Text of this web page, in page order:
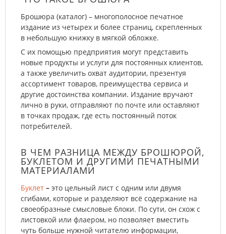
Брошюра (каталог) – многополосное печатное
издание из четырех и более страниц, скрепленных
в небольшую книжку в мягкой обложке.
С их помощью предприятия могут представить
новые продукты и услуги для постоянных клиентов,
а также увеличить охват аудитории, презентуя
ассортимент товаров, преимущества сервиса и
другие достоинства компании. Издание вручают
лично в руки, отправляют по почте или оставляют
в точках продаж, где есть постоянный поток
потребителей.
В ЧЕМ РАЗНИЦА МЕЖДУ БРОШЮРОЙ,
БУКЛЕТОМ И ДРУГИМИ ПЕЧАТНЫМИ
МАТЕРИАЛАМИ
Буклет – это цельный лист с одним или двумя
сгибами, которые и разделяют всё содержание на
своеобразные смысловые блоки. По сути, он схож с
листовкой или флаером, но позволяет вместить
чуть больше нужной читателю информации,